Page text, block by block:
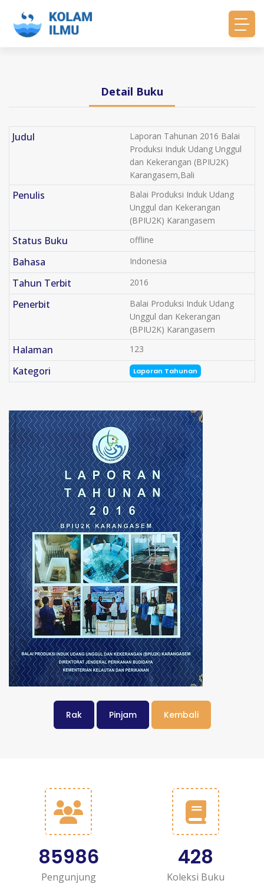
Detail Buku
Judul
Laporan Tahunan 2016 Balai
Produksi Induk Udang Unggul
dan Kekerangan (BPIU2K)
Karangasem,Bali
Penulis
Balai Produksi Induk Udang
Unggul dan Kekerangan
(BPIU2K) Karangasem
Status Buku offline
Bahasa Indonesia
Tahun Terbit 2016
Penerbit
Balai Produksi Induk Udang
Unggul dan Kekerangan
(BPIU2K) Karangasem
Halaman 123
Kategori Laporan Tahunan
Rak Pinjam Kembali
85986
Pengunjung
428
Koleksi Buku